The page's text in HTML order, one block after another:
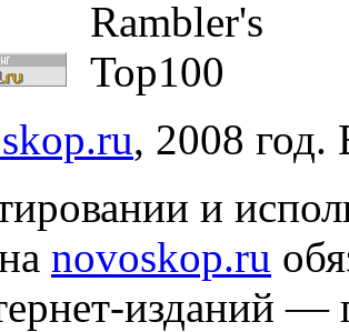
, 2008
и
novoskop.ru
изданий —